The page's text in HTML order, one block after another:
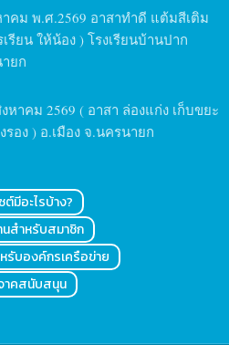
าคม พ.ศ.2569 อาสาทำดี แต้มสีเติม
ยน ให้น้อง ) โรงเรียนบ้านปาก
ยก
าคม 2569 ( อาสา ล่องแก่ง เก็บขยะ
อง ) อ.เมือง จ.นครนายก
ต์มีอะไรบ้าง?
นสำหรับสมาชิก
รับองค์กรเครือข่าย
าคสนับสนุน